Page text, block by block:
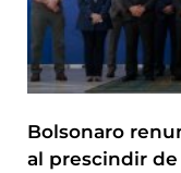
Bolsonaro
al prescindir de